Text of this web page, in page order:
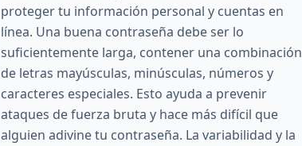
proteger tu información personal y cuentas en
línea. Una buena contraseña debe ser lo
suficientemente larga, contener una combinación
de letras mayúsculas, minúsculas, números y
caracteres especiales. Esto ayuda a prevenir
ataques de fuerza bruta y hace más difícil que
alguien adivine tu contraseña. La variabilidad y la